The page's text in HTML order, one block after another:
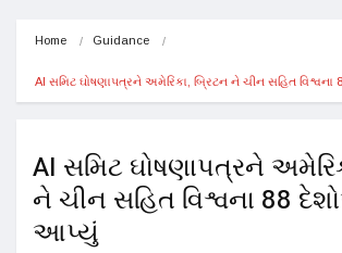
Home Guidance
AI સમિટ ઘોષણાપત્રને અમેરિકા, બ્રિટન ને ચીન સહિત વિશ્વના
AI સમિટ ઘોષણાપત્રને
ને ચીન સહિત વિશ્વના 88
આપ્યું